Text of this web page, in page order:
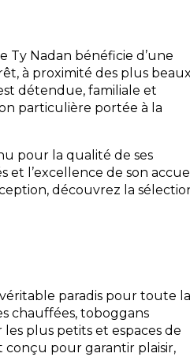
Nadan bénéficie d’une
à proximité des plus beaux
détendue, familiale et
particulière portée à la
pour la qualité de ses
et l’excellence de son
découvrez la
paradis pour toute la
chauffées, toboggans
plus petits et espaces de
conçu pour garantir plaisir,